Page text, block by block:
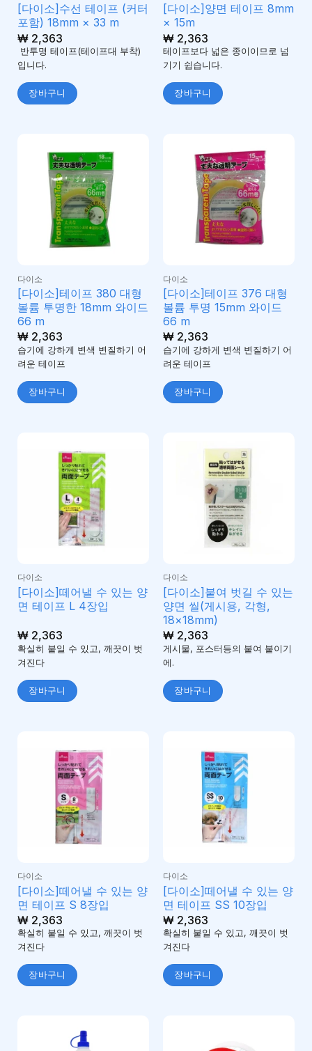
[다이소]수선 테이프 (커터
포함) 18mm × 33 m
₩2,363
반투명 테이프(테이프대 부착)
입니다.
장바구니
[다이소]양면 테이프 8mm
× 15m
₩2,363
테이프보다 넓은 종이이므로 넘
기기 쉽습니다.
장바구니
다이소
[다이소]테이프 380 대형
볼륨 투명한 18mm 와이드
66 m
₩2,363
습기에 강하게 변색 변질하기 어
려운 테이프
장바구니
다이소
[다이소]테이프 376 대형
볼륨 투명 15mm 와이드
66 m
₩2,363
습기에 강하게 변색 변질하기 어
려운 테이프
장바구니
다이소
[다이소]떼어낼 수 있는 양
면 테이프 L 4장입
₩2,363
확실히 붙일 수 있고, 깨끗이 벗
겨진다
장바구니
다이소
[다이소]붙여 벗길 수 있는
양면 씰(게시용, 각형,
18×18mm)
₩2,363
게시물, 포스터등의 붙여 붙이기
에.
장바구니
다이소
[다이소]떼어낼 수 있는 양
면 테이프 S 8장입
₩2,363
확실히 붙일 수 있고, 깨끗이 벗
겨진다
장바구니
다이소
[다이소]떼어낼 수 있는 양
면 테이프 SS 10장입
₩2,363
확실히 붙일 수 있고, 깨끗이 벗
겨진다
장바구니